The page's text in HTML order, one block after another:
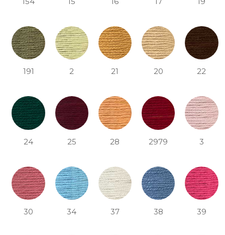
191 2 21 20 22
24 25 28 2979 3
30 34 37 38 39